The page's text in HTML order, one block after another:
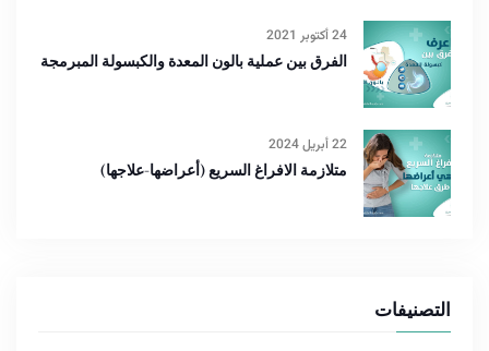
24 أكتوبر 2021
الفرق بين عملية بالون المعدة والكبسولة المبرمجة
22 أبريل 2024
متلازمة الافراغ السريع (أعراضها-علاجها)
التصنيفات